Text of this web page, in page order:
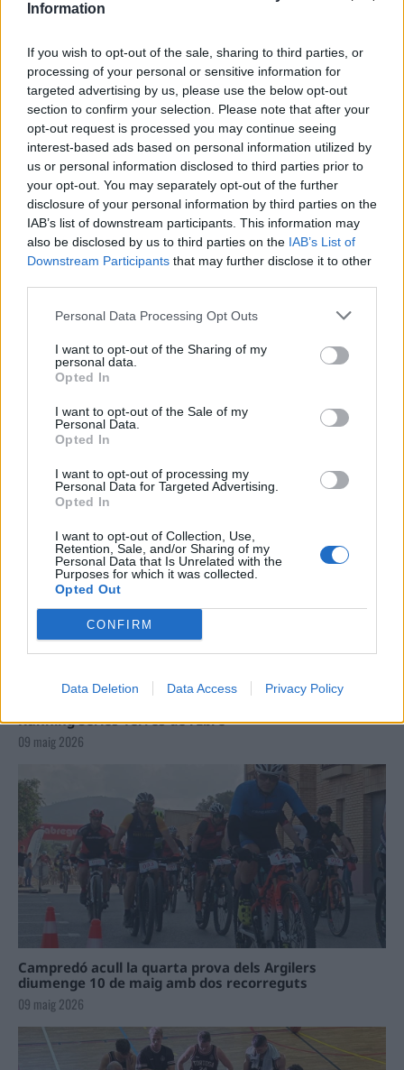
Information
If you wish to opt-out of the sale, sharing to third parties, or
processing of your personal or sensitive information for
targeted advertising by us, please use the below opt-out
section to confirm your selection. Please note that after your
opt-out request is processed you may continue seeing
interest-based ads based on personal information utilized by
us or personal information disclosed to third parties prior to
your opt-out. You may separately opt-out of the further
disclosure of your personal information by third parties on the
IAB’s list of downstream participants. This information may
also be disclosed by us to third parties on the IAB’s List of
Downstream Participants that may further disclose it to other
Personal Data Processing Opt Outs
I want to opt-out of the Sharing of my
personal data.
Opted In
I want to opt-out of the Sale of my
Personal Data.
Opted In
I want to opt-out of processing my
Personal Data for Targeted Advertising.
Opted In
I want to opt-out of Collection, Use,
Retention, Sale, and/or Sharing of my
Personal Data that Is Unrelated with the
Purposes for which it was collected.
Opted Out
CONFIRM
Data Deletion Data Access Privacy Policy
Els vestits de paper guanyen força
enguany amb més modistes i gairebé
40 peces a concurs
31 de juliol de 2026
“L’eclipsi serà una oportunitat també
per a gaudir de les Festes Majors
d’Amposta”
31 de juliol de 2026
Blaumut lidera el cartell musical de les
31 de juliol de 2026
Running Sèries Terres de l’Ebre
09 maig 2026
Campredó acull la quarta prova dels Argilers
diumenge 10 de maig amb dos recorreguts
09 maig 2026